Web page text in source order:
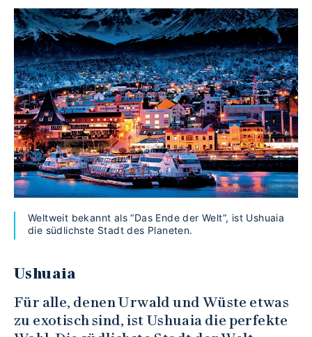
Weltweit bekannt als “Das Ende der Welt”, ist Ushuaia
die südlichste Stadt des Planeten.
Ushuaia
Für alle, denen Urwald und Wüste etwas
zu exotisch sind, ist Ushuaia die perfekte